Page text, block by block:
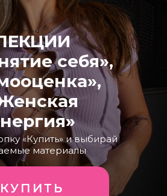
себя»,
«Купить» и выбирай
материалы
КУПИТЬ